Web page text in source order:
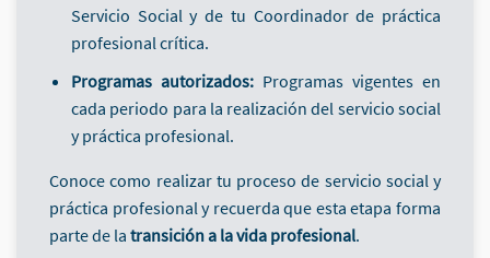
Servicio Social y de tu Coordinador de práctica
profesional crítica.
Programas autorizados: Programas vigentes en
cada periodo para la realización del servicio social
y práctica profesional.
Conoce como realizar tu proceso de servicio social y
práctica profesional y recuerda que esta etapa forma
parte de la transición a la vida profesional.